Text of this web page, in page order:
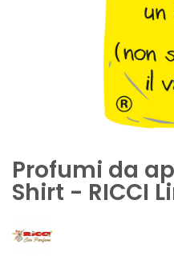
Profumi da
Shirt - RICCI